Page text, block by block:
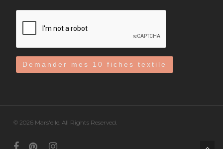
© 2026 Mars'elle. All Rights Reserved.
facebookpinterestinstagram